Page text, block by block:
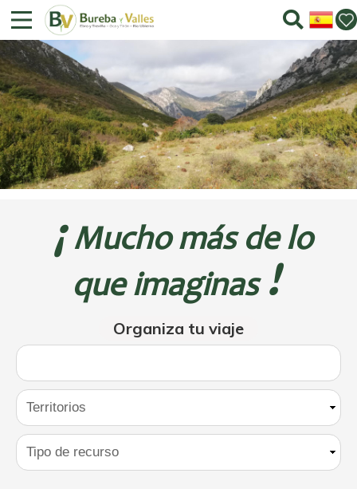
¡ Mucho más de lo
que imaginas !
Organiza tu viaje